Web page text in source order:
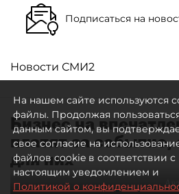
Подписаться на
Новости СМИ2
Бизнес на
платят за
для них
На нашем сайте используются
файлы. Продолжая
данным сайтом, вы
свое согласие на
файлов cookie в соответствии с
настоящим уведомлением и
Политикой о